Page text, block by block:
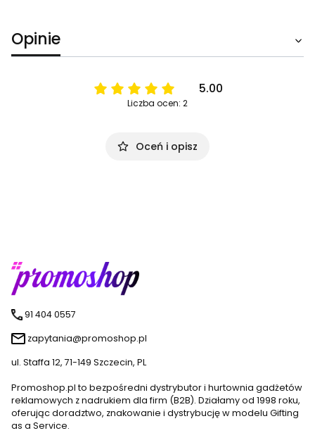
Opinie
5.00
Liczba ocen: 2
Oceń i opisz
91 404 0557
zapytania@promoshop.pl
ul. Staffa 12, 71-149 Szczecin, PL
Promoshop.pl to bezpośredni dystrybutor i hurtownia gadżetów
reklamowych z nadrukiem dla firm (B2B). Działamy od 1998 roku,
oferując doradztwo, znakowanie i dystrybucję w modelu Gifting
as a Service.